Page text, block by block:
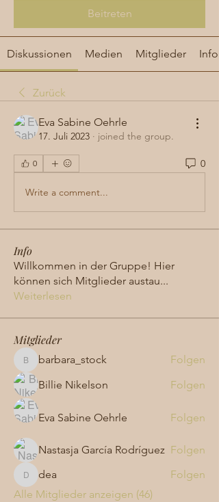
Beitreten
Diskussionen Medien Mitglieder Info
Zurück
Eva Sabine Oehrle
17. Juli 2023 · joined the group.
0 0
Write a comment...
Info
Willkommen in der Gruppe! Hier
können sich Mitglieder austau...
Weiterlesen
Mitglieder
barbara_stock
barbara_stock
Folgen
Billie Nikelson
Folgen
Eva Sabine Oehrle Folgen
Nastasja García Rodríguez Folgen
deadea
Folgen
Alle Mitglieder anzeigen (46)